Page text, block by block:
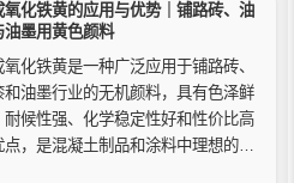
氧化铁黄的应用与优势｜铺路砖、油
油墨用黄色颜料
氧化铁黄是一种广泛应用于铺路砖、
和油墨行业的无机颜料，具有色泽鲜
耐候性强、化学稳定性好和性价比高
点，是混凝土制品和涂料中理想的黄